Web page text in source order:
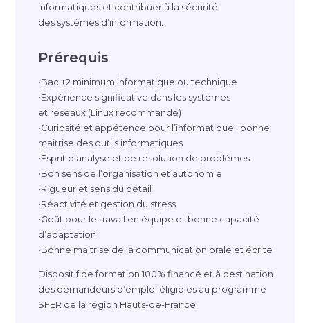
informatiques et contribuer à la sécurité
des systèmes d’information.
Prérequis
•Bac +2 minimum informatique ou technique
•Expérience significative dans les systèmes
et réseaux (Linux recommandé)
•Curiosité et appétence pour l’informatique ; bonne
maitrise des outils informatiques
•Esprit d’analyse et de résolution de problèmes
•Bon sens de l’organisation et autonomie
•Rigueur et sens du détail
•Réactivité et gestion du stress
•Goût pour le travail en équipe et bonne capacité
d’adaptation
•Bonne maitrise de la communication orale et écrite
Dispositif de formation 100% financé et à destination
des demandeurs d’emploi éligibles au programme
SFER de la région Hauts-de-France.